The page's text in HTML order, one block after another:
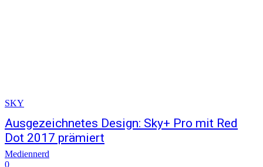
SKY
Ausgezeichnetes Design: Sky+ Pro mit Red
Dot 2017 prämiert
Mediennerd
0